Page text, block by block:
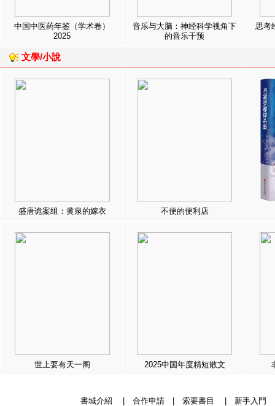
中国中医药年鉴（学术卷）
2025
音乐与大脑：神经科学视角下
的音乐干预
思考
文學/小說
盛唐诡案组：黄泉的嫁衣 不便的便利店
世上要有天一阁 2025中国年度精短散文
書城介紹 合作申請| 索要書目 新手入門